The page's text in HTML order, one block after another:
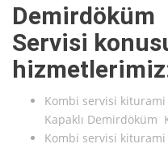
Demirdöküm
Servisi
Kombi servisi
Kapaklı Demirdöküm
Kombi servisi